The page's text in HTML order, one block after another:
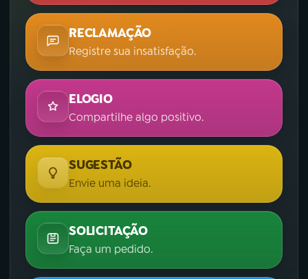
RECLAMAÇÃO
Registre sua insatisfação.
ELOGIO
Compartilhe algo positivo.
SUGESTÃO
Envie uma ideia.
SOLICITAÇÃO
Faça um pedido.